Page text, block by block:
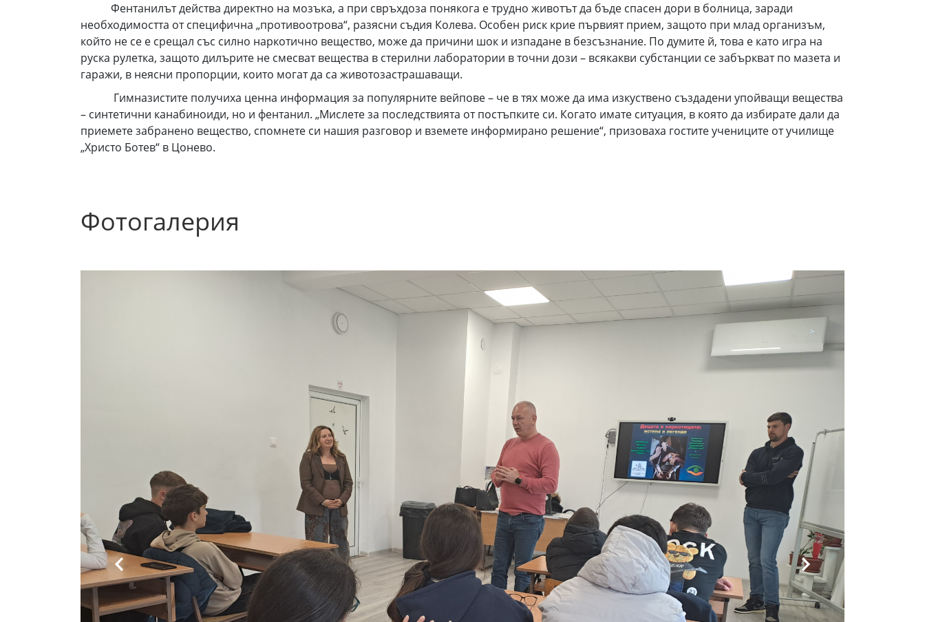
Фентанилът действа директно на мозъка, а при свръхдоза понякога е трудно животът да бъде спасен дори в болница, заради
необходимостта от специфична „противоотрова“, разясни съдия Колева. Особен риск крие първият прием, защото при млад организъм,
който не се е срещал със силно наркотично вещество, може да причини шок и изпадане в безсъзнание. По думите й, това е като игра на
руска рулетка, защото дилърите не смесват вещества в стерилни лаборатории в точни дози – всякакви субстанции се забъркват по мазета и
гаражи, в неясни пропорции, които могат да са животозастрашаващи.
Гимназистите получиха ценна информация за популярните вейпове – че в тях може да има изкуствено създадени упойващи вещества
– синтетични канабиноиди, но и фентанил. „Мислете за последствията от постъпките си. Когато имате ситуация, в която да избирате дали да
приемете забранено вещество, спомнете си нашия разговор и вземете информирано решение“, призоваха гостите учениците от училище
„Христо Ботев“ в Цонево.
Фотогалерия